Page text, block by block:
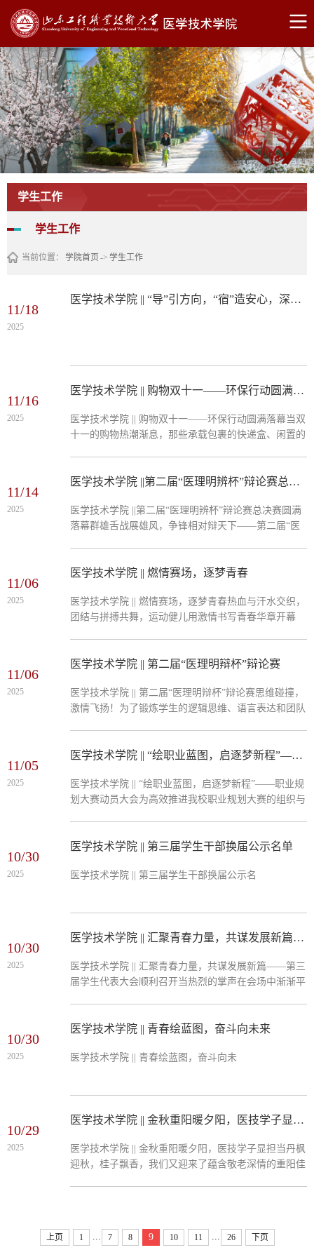
学生工作
学生工作
当前位置： 学院首页-> 学生工作
11/18
2025
医学技术学院 || “导”引方向，“宿”造安心，深度谈心筑牢心灵港湾
11/16
2025
医学技术学院 || 购物双十一——环保行动圆满落幕
医学技术学院 || 购物双十一——环保行动圆满落幕当双
十一的购物热潮渐息，那些承载包裹的快递盒、闲置的
动圆满结束，一场为期6天的绿色实践，让环保理念扎
来，得到了医学技术学院全体学生的积极响应。驿站门
口的环保宣传站里，创意手工品吸引着往来同学驻足；
11/14
2025
医学技术学院 ||第二届“医理明辨杯”辩论赛总决赛圆满落幕
医学技术学院 ||第二届“医理明辨杯”辩论赛总决赛圆满
落幕群雄舌战展雄风，争锋相对辩天下——第二届“医
年11月13日火热开赛。这不仅是一场口才与智慧的较
辩论对决，为校园生活增添了亮丽色彩。厚积薄发，蓄
力攻坚！现场气氛已然沸腾，各位辩手摩拳擦掌、蓄势
11/06
2025
医学技术学院 || 燃情赛场，逐梦青春
医学技术学院 || 燃情赛场，逐梦青春热血与汗水交织，
团结与拼搏共舞，运动健儿用激情书写青春华章开幕
的运动员进行曲，来自医学技术学院的篮球、足球代表
神坚定地走向球场。校长在致辞中寄语全体运动
员："希望你们在赛场上展现体育精神，在协作中收获
11/06
2025
医学技术学院 || 第二届“医理明辩杯”辩论赛
医学技术学院 || 第二届“医理明辩杯”辩论赛思维碰撞，
激情飞扬！为了锻炼学生的逻辑思维、语言表达和团队
辩论赛初赛，为师生们带来了一场精彩绝伦的视听盛
幕式。主持人以洪亮而富有感染力的声音宣布比赛正式
开始，秉持“友谊第一，比赛第二”的原则，为辩论赛拉
11/05
2025
医学技术学院 || “绘职业蓝图，启逐梦新程”——职业规划大赛动员大会
医学技术学院 || “绘职业蓝图，启逐梦新程”——职业规
划大赛动员大会为高效推进我校职业规划大赛的组织与
403教室召开了班长与学习委员专题动员会。本次会议
生骨干“以点带面”，推动大赛深入基层、落地见效。动
10/30
2025
医学技术学院 || 第三届学生干部换届公示名单
医学技术学院 || 第三届学生干部换届公示名
10/30
2025
医学技术学院 || 汇聚青春力量，共谋发展新篇——第三届学生代表大会顺利召开
医学技术学院 || 汇聚青春力量，共谋发展新篇——第三
届学生代表大会顺利召开当热烈的掌声在会场中渐渐平
一次思想的碰撞；更是一次行动的集结。 出席本次学
生安全与保卫办公室主任马宏伟同志,医学技术学院教
10/30
2025
医学技术学院 || 青春绘蓝图，奋斗向未来
医学技术学院 || 青春绘蓝图，奋斗向未
10/29
2025
医学技术学院 || 金秋重阳暖夕阳，医技学子显担当
医学技术学院 || 金秋重阳暖夕阳，医技学子显担当丹枫
迎秋，桂子飘香，我们又迎来了蕴含敬老深情的重阳佳
“夕阳红”注入一份独特的温暖与守护。这份温暖，体现
上页 1 7 8 9 10 11 26 下页